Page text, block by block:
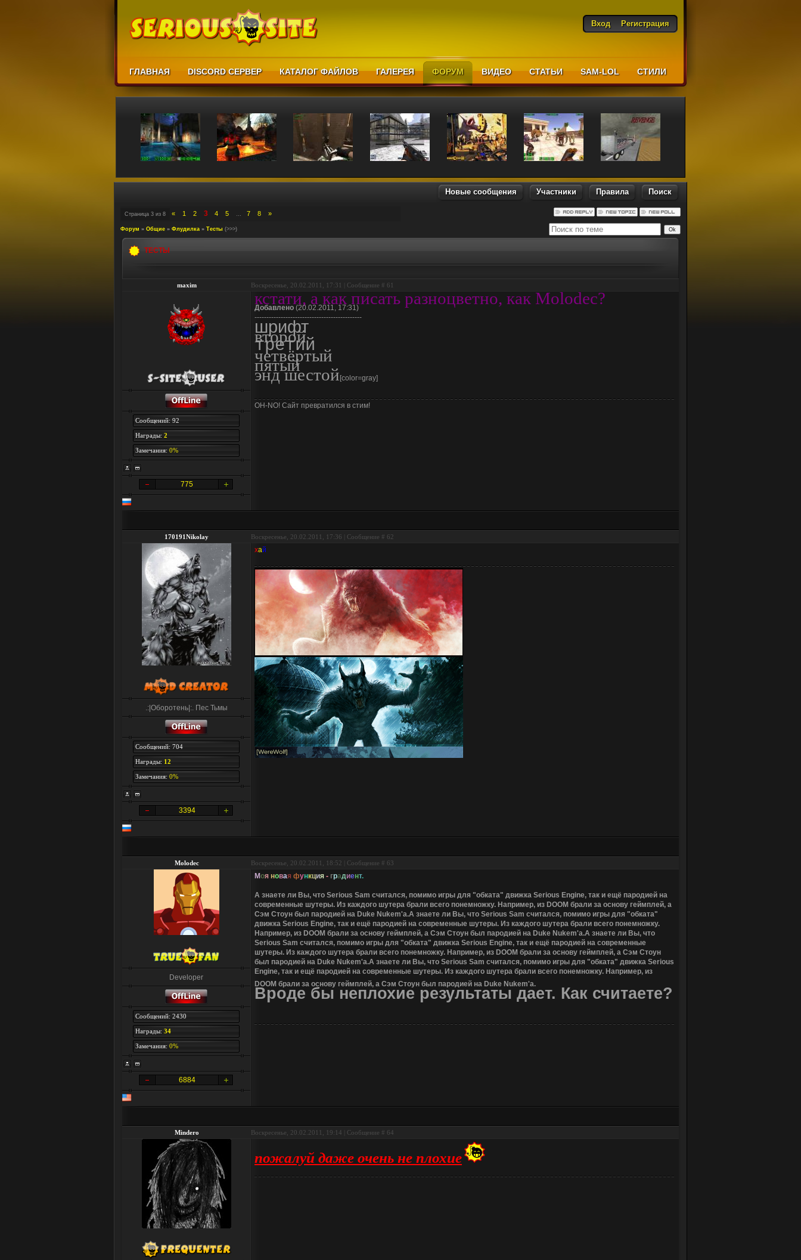
Вход Регистрация
ГЛАВНАЯ DISCORD СЕРВЕР КАТАЛОГ ФАЙЛОВ ГАЛЕРЕЯ ФОРУМ ВИДЕО СТАТЬИ SAM-LOL CТИЛИ
Новые сообщения Участники Правила Поиск
Страница 3 из 8 « 1 2 3 4 5 … 7 8 »
Форум » Общие » Флудилка » Тесты (>>>)
ТЕСТЫ
maxim Воскресенье, 20.02.2011, 17:31 | Сообщение # 61
Сообщений: 92
Награды: 2
Замечания: 0%
775
кстати, а как писать разноцветно, как Molodec?
Добавлено (20.02.2011, 17:31)
---------------------------------------------
шрифт
второй
третий
четвёртый
пятый
энд шестой [color=gray]
OH-NO! Сайт превратился в стим!
170191Nikolay Воскресенье, 20.02.2011, 17:36 | Сообщение # 62
.:|Оборотень|:. Пес Тьмы
Сообщений: 704
Награды: 12
Замечания: 0%
3394
хай
Molodec Воскресенье, 20.02.2011, 18:52 | Сообщение # 63
Developer
Сообщений: 2430
Награды: 34
Замечания: 0%
6884
Моя новая функция - градиент.
А знаете ли Вы, что Serious Sam считался, помимо игры для "обката" движка Serious Engine, так и ещё пародией на
современные шутеры. Из каждого шутера брали всего понемножку. Н апример, из DOOM брали за основу геймплей, а
Сэм Стоун был пародией на Duke Nukem'а.А знаете ли Вы, что Serious Sam считался, помимо игры для "обката"
движка Serious Engine, так и ещё пародией на современные шутеры. Из каждого шутера брали всего понемножку.
Н апример, из DOOM брали за основу геймплей, а Сэм Стоун был пародией на Duke Nukem'а.А знаете ли Вы, что
Serious Sam считался, помимо игры для "обката" движка Serious Engine, так и ещё пародией на современные
шутеры. Из каждого шутера брали всего понемножку. Н апример, из DOOM брали за основу геймплей, а Сэм Стоун
был пародией на Duke Nukem'а.А знаете ли Вы, что Serious Sam считался, помимо игры для "обката" движка Serious
Engine, так и ещё пародией на современные шутеры. Из каждого шутера брали всего понемножку. Н апример, из
DOOM брали за основу геймплей, а Сэм Стоун был пародией на Duke Nukem'а.
Вроде бы неплохие результаты дает. Как считаете?
Mindero Воскресенье, 20.02.2011, 19:14 | Сообщение # 64
пожалуй даже очень не плохие